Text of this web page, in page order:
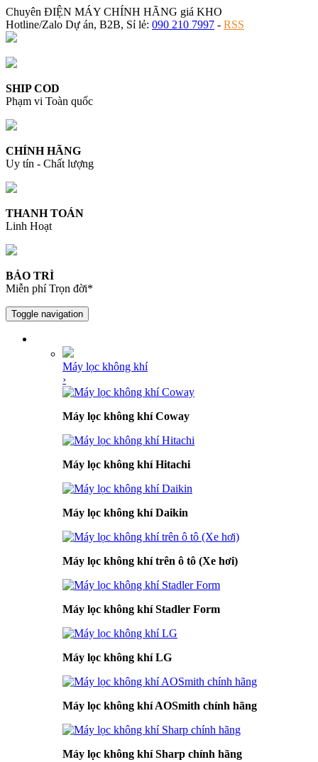
Chuyên ĐIỆN MÁY CHÍNH HÃNG giá KHO
Hotline/Zalo Dự án, B2B, Sỉ lẻ: 090 210 7997 - RSS
SHIP COD
Phạm vi Toàn quốc
CHÍNH HÃNG
Uy tín - Chất lượng
THANH TOÁN
Linh Hoạt
BẢO TRÌ
Miễn phí Trọn đời*
Toggle navigation
Máy lọc không khí
›
Máy lọc không khí Coway
Máy lọc không khí Hitachi
Máy lọc không khí Daikin
Máy lọc không khí trên ô tô (Xe hơi)
Máy lọc không khí Stadler Form
Máy lọc không khí LG
Máy lọc không khí AOSmith chính hãng
Máy lọc không khí Sharp chính hãng